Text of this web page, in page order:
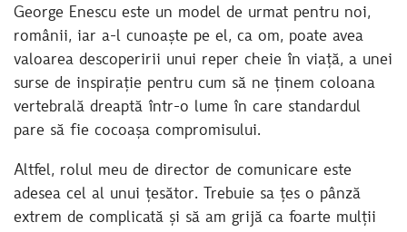
George Enescu este un model de urmat pentru noi,
românii, iar a-l cunoaște pe el, ca om, poate avea
valoarea descoperirii unui reper cheie în viață, a unei
surse de inspirație pentru cum să ne ținem coloana
vertebrală dreaptă într-o lume în care standardul
pare să fie cocoașa compromisului.
Altfel, rolul meu de director de comunicare este
adesea cel al unui țesător. Trebuie sa țes o pânză
extrem de complicată și să am grijă ca foarte mulții